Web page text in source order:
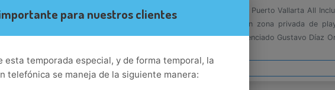
Situado en Bahía de Banderas, El Fiesta Americana Puerto Vallarta All
& Spa se encuentra frente a la playa. Cuenta con zona privada de
piscina al aire libre. El Aeropuerto Internacional Licenciado Gustavo Díaz
Ver habitaciones
para nuestros clientes
esta temporada especial, y de forma temporal, la
telefónica se maneja de la siguiente manera: